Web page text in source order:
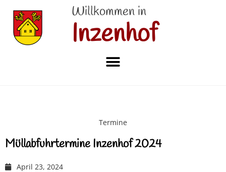
Willkommen in
Inzenhof
Termine
Müllabfuhrtermine Inzenhof 2024
April 23, 2024